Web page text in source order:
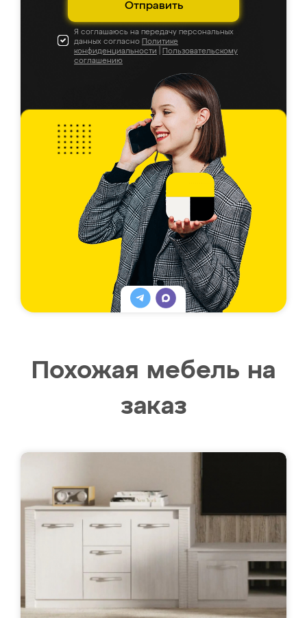
Отправить
Я соглашаюсь на передачу персональных
данных согласно Политике
конфиденциальности
Пользовательскому
соглашению
Похожая мебель на
заказ